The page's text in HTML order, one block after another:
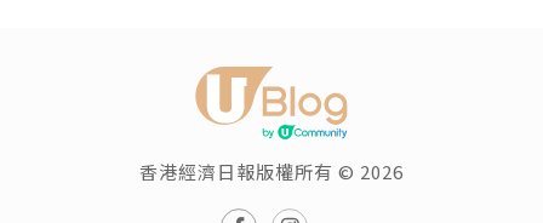
香港經濟日報版權所有 © 2026